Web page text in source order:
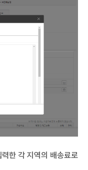
한 각 지역의 배송료로